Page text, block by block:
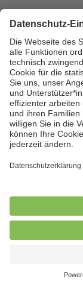
Ausbilderin
in Vollzeit
Saarbrücken,
in Teilzeit
in unbefristeter
Kinderdorf